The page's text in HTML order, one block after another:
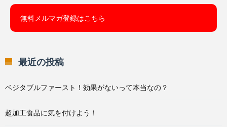
無料メルマガ登録はこちら
最近の投稿
ベジタブルファースト！効果がないって本当なの？
超加工食品に気を付けよう！